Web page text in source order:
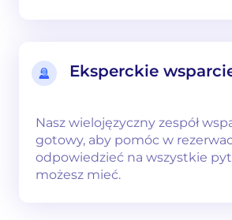
Eksperckie
Nasz wielojęzyczny zespół
gotowy, aby pomóc w
odpowiedzieć na wszystkie
możesz mieć.